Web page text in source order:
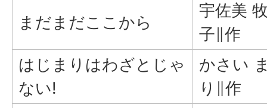
まだまだここから
宇佐美
子∥作
はじまりはわざとじゃ
ない!
かさい
り∥作